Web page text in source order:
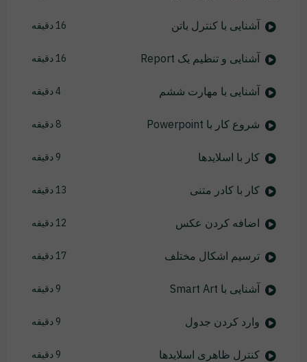
آشنایی با کنترل باتن 16 دقیقه
آشنایی و تنظیم یک Report 16 دقیقه
آشنایی با مهارت ششم 4 دقیقه
شروع کار با Powerpoint 8 دقیقه
کار با اسلایدها 9 دقیقه
کار با کادر متنی 13 دقیقه
اضافه کردن عکس 12 دقیقه
ترسیم اشکال مختلف 17 دقیقه
آشنایی با Smart Art 9 دقیقه
وارد کردن جدول 9 دقیقه
کنترل ظاهری اسلایدها 9 دقیقه